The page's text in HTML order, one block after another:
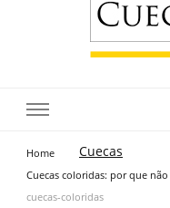
Home Cuecas
Cuecas coloridas: por que
cuecas-coloridas